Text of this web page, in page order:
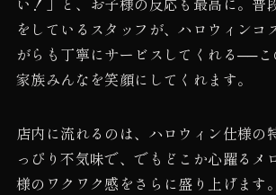
をしているスタッフが、ハロウィンコ
がらも丁寧にサービスしてくれる──こ
家族みんなを笑顔にしてくれます。
店内に流れるのは、ハロウィン仕様の
っぴり不気味で、でもどこか心躍るメ
様のワクワク感をさらに盛り上げます。